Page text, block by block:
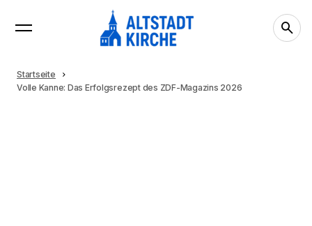
Startseite
Volle Kanne: Das Erfolgsrezept des ZDF-Magazins 2026